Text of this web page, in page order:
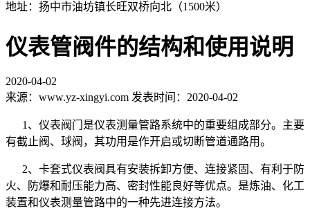
地址：扬中市油坊镇长旺双桥向北（1500米）
仪表管阀件的结构和使用说明
2020-04-02
来源：www.yz-xingyi.com 发表时间：2020-04-02
1 、仪表阀门是仪表测量管路系统中的重要组成部分。主要
有截止阀、球阀，其功用是作开启或切断管道通路用。
2、卡套式仪表阀具有安装拆卸方便、连接紧固、有利于防
火、防爆和耐压能力高、密封性能良好等优点。是炼油、化工
装置和仪表测量管路中的一种先进连接方法。